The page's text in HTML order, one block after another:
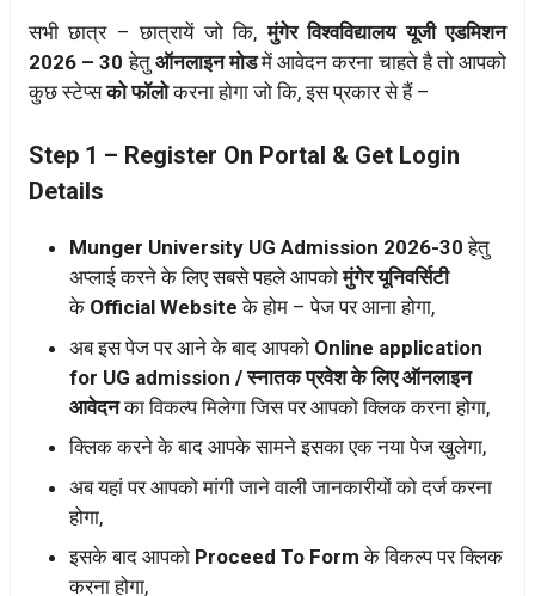
सभी छात्र – छात्रायें जो कि, मुंगेर विश्वविद्यालय यूजी एडमिशन
2026 – 30 हेतुऑनलाइन मोडमें आवेदन करना चाहते है तो आपको
कुछ स्टेप्सको फॉलोकरना होगा जो कि, इस प्रकार से हैं –
Step 1 – Register On Portal & Get Login
Details
Munger University UG Admission 2026-30 हेतु
अप्लाई करने के लिए सबसे पहले आपकोमुंगेर यूनिवर्सिटी
के Official Websiteके होम – पेज पर आना होगा,
अब इस पेज पर आने के बाद आपको Online application
for UG admission / स्नातक प्रवेश के लिए ऑनलाइन
आवेदनका विकल्प मिलेगा जिस पर आपको क्लिक करना होगा,
क्लिक करने के बाद आपके सामने इसका एक नया पेज खुलेगा,
अब यहां पर आपको मांगी जाने वाली जानकारीयों को दर्ज करना
होगा,
इसके बाद आपको Proceed To Formके विकल्प पर क्लिक
करना होगा,